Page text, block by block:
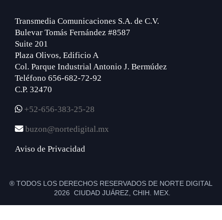
Transmedia Comunicaciones S.A. de C.V.
Bulevar Tomás Fernández #8587
Suite 201
Plaza Olivos, Edificio A
Col. Parque Industrial Antonio J. Bermúdez
Teléfono 656-682-72-92
C.P. 32470
+52-656-383-25-28
buzon@nortedigital.mx
Aviso de Privacidad
® TODOS LOS DERECHOS RESERVADOS DE NORTE DIGITAL
2026 CIUDAD JUÁREZ, CHIH. MEX.